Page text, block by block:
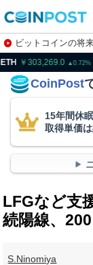
ビットコインの将
株特集・関連銘柄
0.72
CoinPost
15年間休
取得単価
LFGなど支
続陽線、
S.Ninomiya